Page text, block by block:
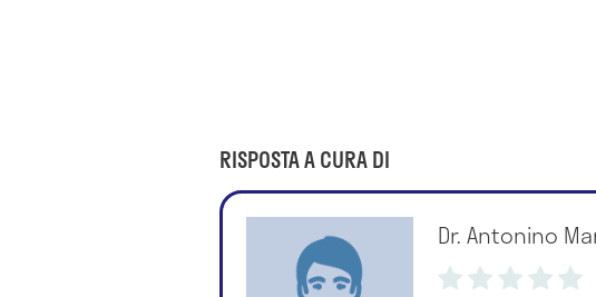
RISPOSTA A CURA DI
Dr. Antonino